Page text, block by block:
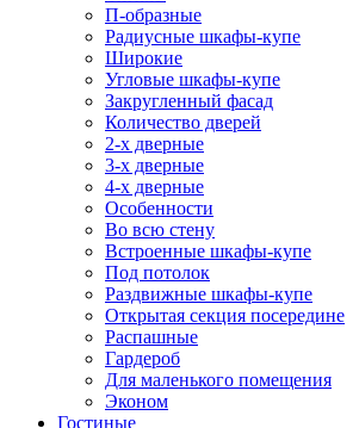
П-образные
Радиусные шкафы-купе
Широкие
Угловые шкафы-купе
Закругленный фасад
Количество дверей
2-х дверные
3-х дверные
4-х дверные
Особенности
Во всю стену
Встроенные шкафы-купе
Под потолок
Раздвижные шкафы-купе
Открытая секция посередине
Распашные
Гардероб
Для маленького помещения
Эконом
Гостиные